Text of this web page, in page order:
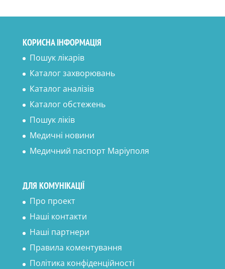
КОРИСНА ІНФОРМАЦІЯ
Пошук лікарів
Каталог захворювань
Каталог аналізів
Каталог обстежень
Пошук ліків
Медичні новини
Медичний паспорт Маріуполя
ДЛЯ КОМУНІКАЦІЇ
Про проект
Наші контакти
Наші партнери
Правила коментування
Політика конфіденційності